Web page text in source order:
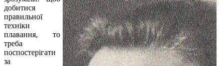
добитися
правильної
техніки
плавання, то
треба
поспостерігати
за